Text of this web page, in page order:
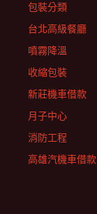
包裝分類
台北高級餐廳
噴霧降溫
收縮包裝
新莊機車借款
月子中心
消防工程
高雄汽機車借款